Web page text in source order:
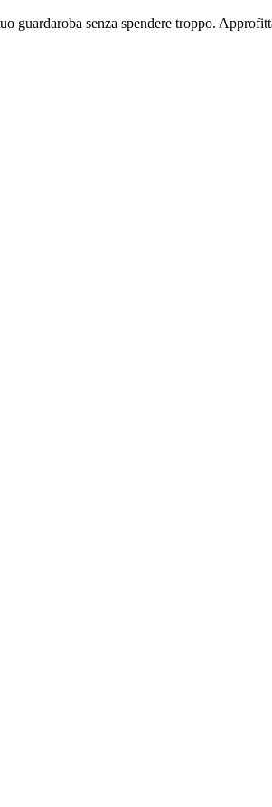
senza spendere troppo.